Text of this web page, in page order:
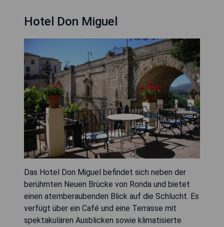
Hotel Don Miguel
Das Hotel Don Miguel befindet sich neben der
berühmten Neuen Brücke von Ronda und bietet
einen atemberaubenden Blick auf die Schlucht. Es
verfügt über ein Café und eine Terrasse mit
spektakulären Ausblicken sowie klimatisierte